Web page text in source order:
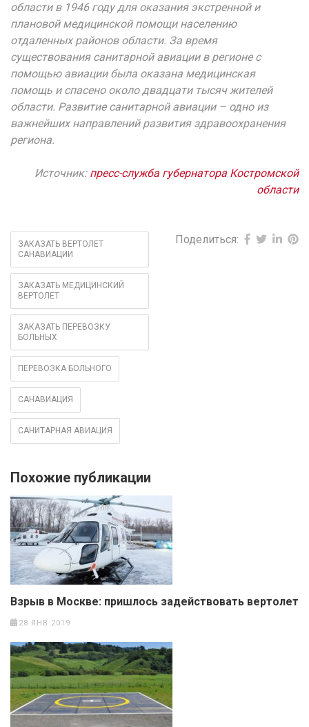
области в 1946 году для оказания экстренной и
плановой медицинской помощи населению
отдаленных районов области. За время
существования санитарной авиации в регионе с
помощью авиации была оказана медицинская
помощь и спасено около двадцати тысяч жителей
области. Развитие санитарной авиации – одно из
важнейших направлений развития здравоохранения
региона.
Источник: пресс-служба губернатора Костромской
области
ЗАКАЗАТЬ ВЕРТОЛЕТ
САНАВИАЦИИ
ЗАКАЗАТЬ МЕДИЦИНСКИЙ
ВЕРТОЛЕТ
ЗАКАЗАТЬ ПЕРЕВОЗКУ
БОЛЬНЫХ
ПЕРЕВОЗКА БОЛЬНОГО
САНАВИАЦИЯ
САНИТАРНАЯ АВИАЦИЯ
Поделиться:
Похожие публикации
Взрыв в Москве: пришлось задействовать вертолет
28 ЯНВ 2019